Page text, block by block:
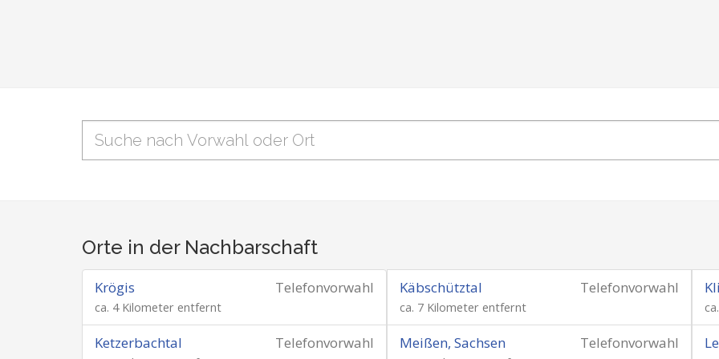
Orte in der Nachbarschaft
Telefonvorwahl
Krögis
ca. 4 Kilometer entfernt
Telefonvorwahl
Käbschütztal
ca. 7 Kilometer entfernt
Telefonvorwahl
Ketzerbachtal Telefonvorwahl
Meißen, Sachsen